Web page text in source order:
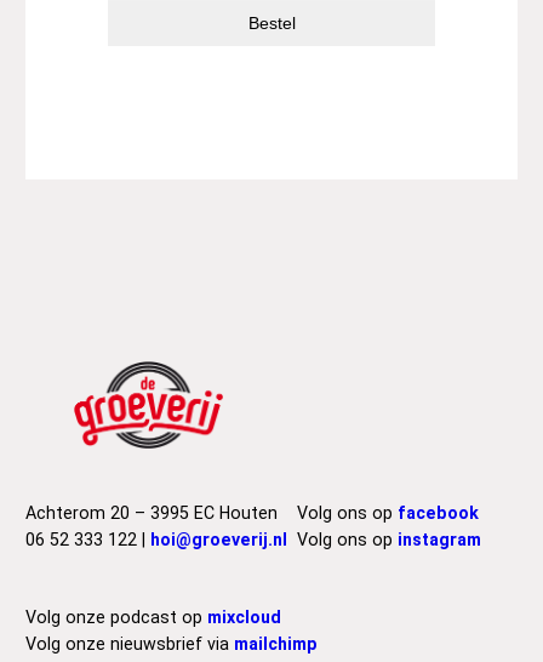
Bestel
Achterom 20 – 3995 EC Houten
06 52 333 122 |
hoi@groeverij.nl
Volg ons op facebook
Volg ons op instagram
Volg onze podcast op mixcloud
Volg onze nieuwsbrief via mailchimp